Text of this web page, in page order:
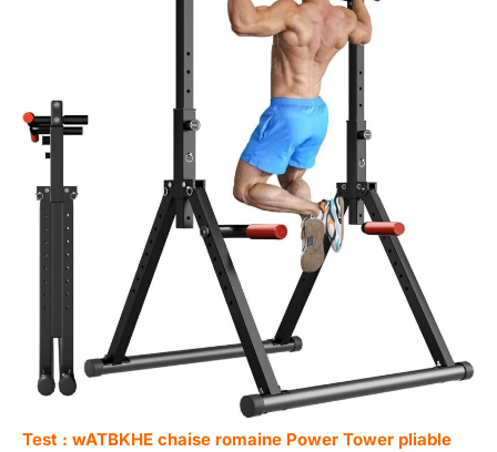
Test : wATBKHE chaise romaine Power Tower pliable